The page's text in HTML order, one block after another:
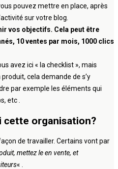
pouvez mettre en place, après
sur votre blog.
vos objectifs. Cela peut être
10 ventes par mois, 1000 clics
avez ici « la checklist », mais
cela demande de s’y
par exemple les éléments qui
etc .
cette organisation?
de travailler. Certains vont par
mettez le en vente, et
« .